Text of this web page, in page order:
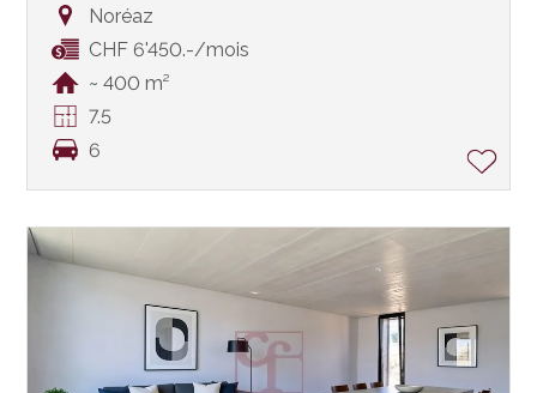
Noréaz
CHF 6'450.-/mois
~ 400 m²
7.5
6